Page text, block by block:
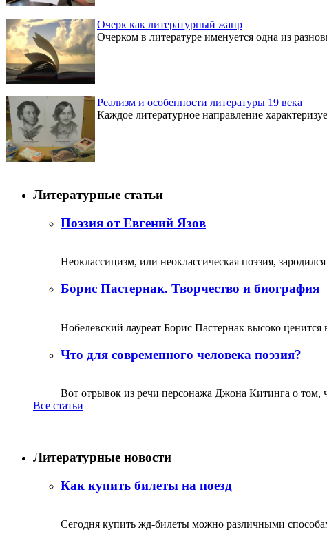
Очерк как литературный жанр
Очерком в литературе именуется одна из
Реализм и особенности литературы 19 века
Каждое литературное направление
Литературные статьи
Поэзия от Евгений Язов
Неоклассицизм, или неоклассическая поэзия,
Борис Пастернак. Творчество и биография
Нобелевский лауреат Борис Пастернак высоко ценится
Что для современного человека поэзия?
Вот отрывок из речи персонажа Джона Китинга о том,
Все статьи
Литературные новости
Как купить билеты на поезд
Сегодня купить жд-билеты можно различными